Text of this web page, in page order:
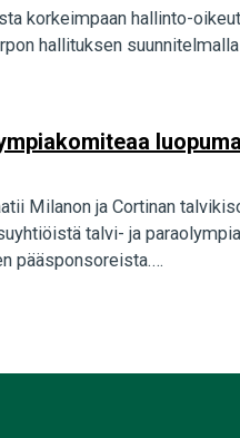
korkeimpaan hallinto-
hallituksen
Milanon ja Cortinan
talvi- ja
pääsponsoreista.…